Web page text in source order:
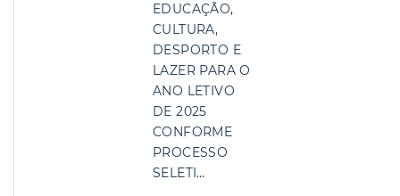
EDUCAÇÃO,
CULTURA,
DESPORTO E
LAZER PARA O
ANO LETIVO
DE 2025
CONFORME
PROCESSO
SELETI…